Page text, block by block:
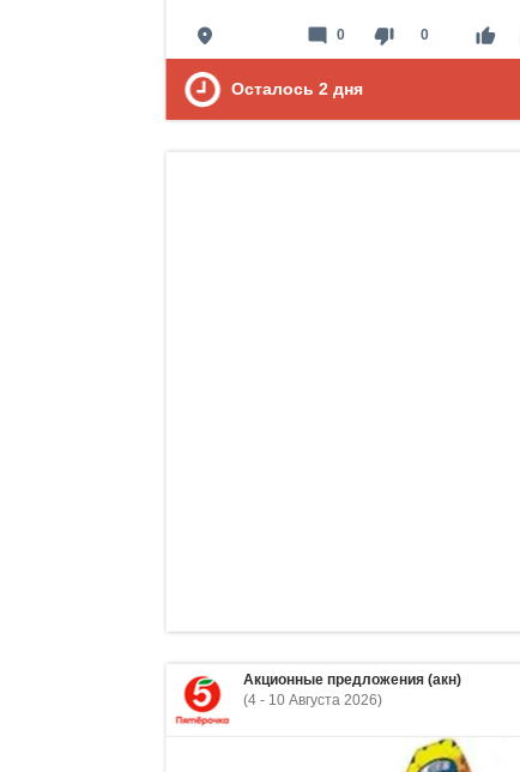
place thumb_down 0 thumb_up
mode_comment 0
Осталось 2 дня
Акционные предложения (акн)
(4 - 10 Августа 2026)